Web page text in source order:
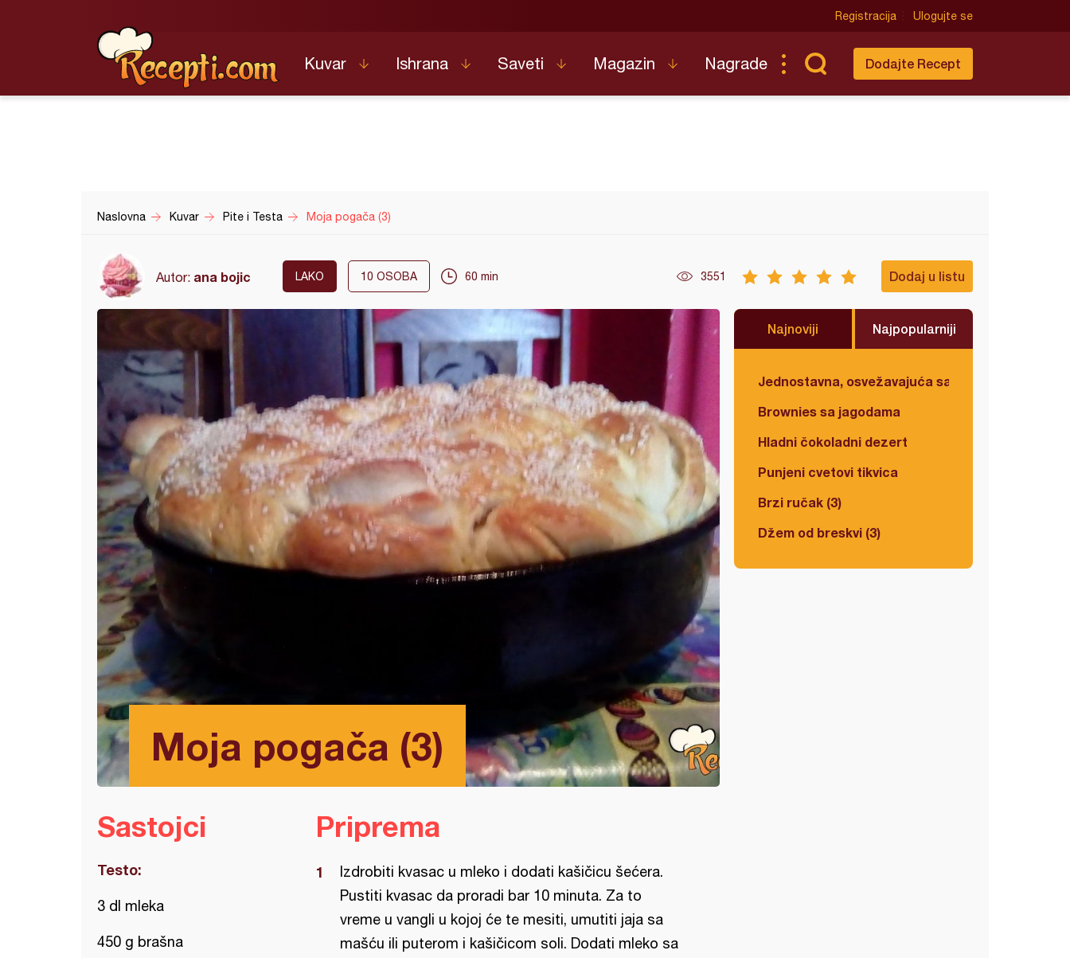
Registracija Ulogujte se
Kuvar Ishrana Saveti Magazin Nagrade Dodajte Recept
Naslovna Kuvar Pite i Testa Moja pogača (3)
Autor: ana bojic LAKO 10 OSOBA 60 min 3551 Dodaj u listu
Moja pogača (3)
Najnoviji Najpopularniji
Jednostavna, osvežavajuća salata
Brownies sa jagodama
Hladni čokoladni dezert
Punjeni cvetovi tikvica
Brzi ručak (3)
Džem od breskvi (3)
Sastojci
Testo:
3 dl mleka
450 g brašna
Priprema
Izdrobiti kvasac u mleko i dodati kašičicu šećera.
Pustiti kvasac da proradi bar 10 minuta. Za to
vreme u vangli u kojoj će te mesiti, umutiti jaja sa
mašću ili puterom i kašičicom soli. Dodati mleko sa